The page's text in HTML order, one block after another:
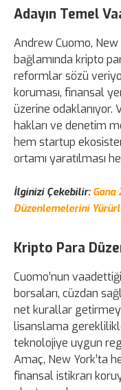
Adayın Temel
Andrew Cuomo, New
bağlamında kripto
reformlar sözü
koruması, finansal
üzerine odaklanıyor.
hakları ve denetim
hem startup
ortamı yaratılması
İlginizi Çekebilir: Gana
Düzenlemelerini
Kripto Para
Cuomo’nun
borsaları, cüzdan
net kurallar
lisanslama
teknolojiye uygun
Amaç, New York’ta
finansal istikrarı